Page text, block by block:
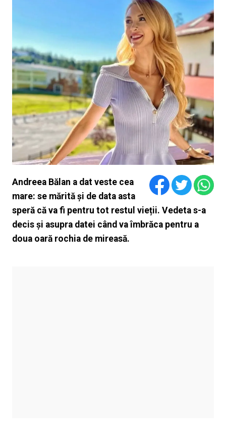
Andreea Bălan a dat veste cea
mare: se mărită și de data asta
speră că va fi pentru tot restul vieții. Vedeta s-a
decis și asupra datei când va îmbrăca pentru a
doua oară rochia de mireasă.